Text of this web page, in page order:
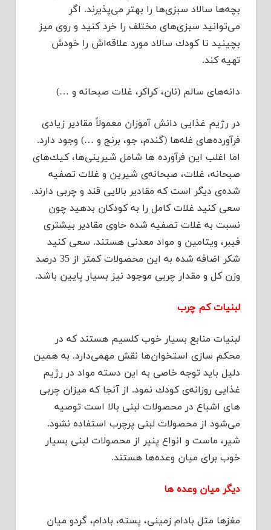
بچه‌ها سالاد سبزی‌ها را بهتر می‌پذیرند. اگر
می‌توانید سبزی‌های مختلف را خرد كنید و روی میز
بچینید تا كودك سالاد مورد علاقه‌اش را خودش
تهیه كند.
دانه‌های سالم (نان، كراكر، غلات صبحانه و …)
در رژیم غذایی دانش آموزان معمولاً مقادیر زیادی
فرآورده‌های غله‌ها (گندم، جو، برنج و …) وجود دارد.
اما اغلب این فرآورده ها شامل شیرینی‌ها، كیك‌های
صبحانه، غلات، صبحانه‌ی شیرین و غلات تصفیه
شده‌ی دیگر است كه مقادیر بالایی قند و چربی دارند.
سعی كنید غلات كامل را به كودكان بدهید چون
نسبت به غلات تصفیه شده حاوی مقادیر بیشتری
فیبر، ویتامین و مواد معدنی هستند. سعی كنید
شكر اضافه شده به این محصولات كمتر از 35 درصد
وزن كل و مقدار چربی موجود نیز بسیار پایین باشد.
لبنیات كم چرب
لبنیات منابع بسیار خوب كلسیم هستند كه در
محكم سازی استخوان‌ها نقش مهمی‌دارد. به همین
دلیل باید توجه خاصی به این دسته مواد در رژیم
غذایی روزانه‌ی كودك نمود. از آنجا كه میزان چربی
های اشباع در محصولات لبنی بالا است توصیه
می‌شود از محصولات لبنی پرچرب استفاده نشود.
شیر، ماست و انواع پنیر از محصولات لبنی بسیار
خوب برای میان وعده‌ها هستند.
دیگر میان وعده ها
مغزها مثل بادام زمینی، پسته، بادام، گردو میان